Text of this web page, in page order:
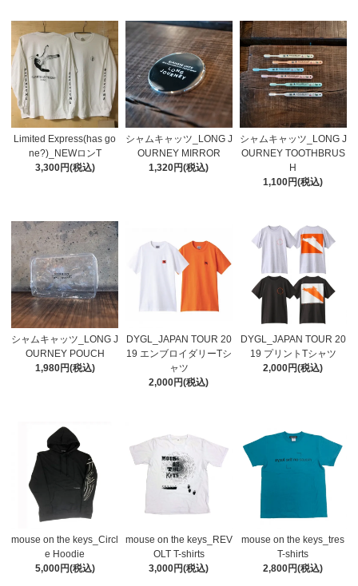
Limited Express(has go
ne?)_NEWロンT
3,300円(税込)
シャムキャッツ_LONG J
OURNEY MIRROR
1,320円(税込)
シャムキャッツ_LONG J
OURNEY TOOTHBRUS
H
1,100円(税込)
シャムキャッツ_LONG J
OURNEY POUCH
1,980円(税込)
DYGL_JAPAN TOUR 20
19 エンブロイダリーTシ
ャツ
2,000円(税込)
DYGL_JAPAN TOUR 20
19 プリントTシャツ
2,000円(税込)
mouse on the keys_Circl
e Hoodie
5,000円(税込)
mouse on the keys_REV
OLT T-shirts
3,000円(税込)
mouse on the keys_tres
T-shirts
2,800円(税込)